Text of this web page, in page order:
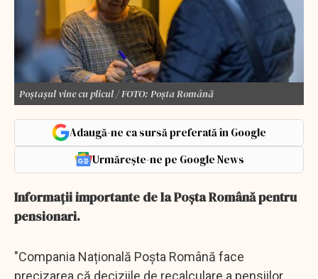
Poștașul vine cu plicul / FOTO: Poșta Română
Adaugă-ne ca sursă preferată în Google
Urmărește-ne pe Google News
Informaţii importante de la Poşta Română pentru
pensionari.
"Compania Națională Poșta Română face
precizarea că deciziile de recalculare a pensiilor